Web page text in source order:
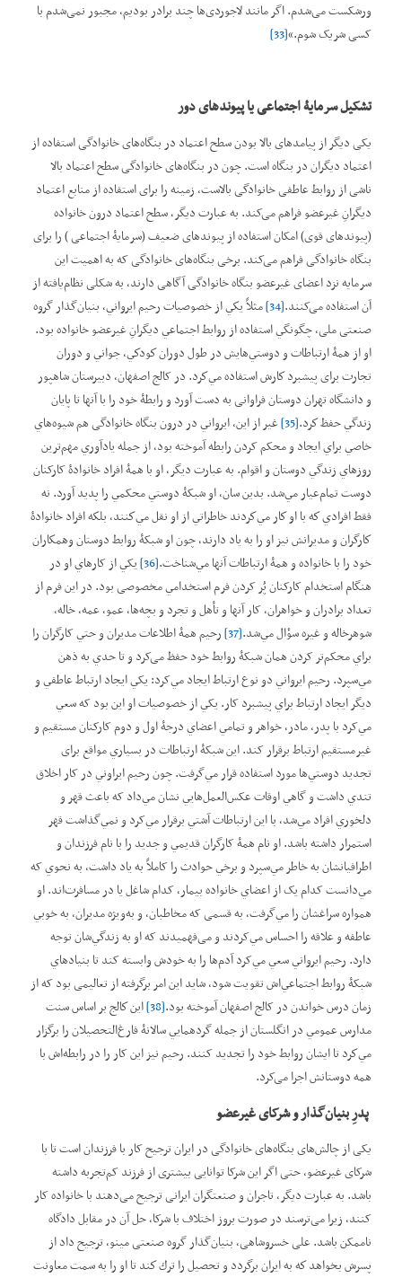
ورشکست می‌شدم. اگر مانند لاجوردی‌ها چند برادر بودیم، مجبور نمی‌شدم با
کسی شریک شوم.‌“[33]
تشکیل سرمایۀاجتماعی یا پیوندهای دور
یکی دیگر از پیامدهای بالا بودن سطح اعتماد در بنگاه‌های خانوادگی استفاده از
اعتماد دیگران در بنگاه است. چون در بنگاه‌های خانوادگی سطح اعتماد بالا
ناشی از روابط عاطفی خانوادگی بالاست، زمینه را برای استفاده از منابع اعتماد
دیگرانِ غیرعضو فراهم می‌کند. به عبارت دیگر، سطح اعتماد درون خانواده
(پیوندهای قوی) امکان استفاده از پیوندهای ضعیف (سرمایۀ اجتماعی ) را برای
بنگاه خانوادگی فراهم می‌کند. برخی بنگاه‌های خانوادگی که به اهمیت این
سرمایه نزد اعضای غیرعضو بنگاه خانوادگی آگاهی دارند، به شکلی نظام‌یافته‌ از
آن استفاده می‌کنند.[34]
مثلاً يكي از خصوصيات رحیم ايرواني، بنیان‌گذار گروه
صنعتی ملی، چگونگي استفاده از روابط اجتماعي دیگرانِ غیرعضو خانواده بود.
او از همۀ ارتباطات و دوستي‌هايش در طول دوران كودكي، جواني و دوران
تجارت برای پيشبرد كارش استفاده مي‌كرد. در کالج اصفهان، دبيرستان شاهپور
و دانشگاه تهران دوستان فراوانی به دست آورد و رابطۀ خود را با آنها تا پايان
زندگي حفظ كرد.[35]
غیر از این، ايرواني در درون بنگاه خانوادگی هم شيوه‌هاي
خاصي براي ايجاد و محکم کردن رابطه آموخته بود، از جمله يادآوري مهم‌ترين
روزهاي زندگي دوستان و اقوام. به عبارت ديگر، او با همۀ افراد خانوادۀ کارکنان
دوست تمام‌عيار مي‌شد. بدين سان، او شبکۀ دوستي محکمي را پديد آورد. نه
فقط افرادي كه با او كار مي‌كردند خاطراتي از او نقل مي‌كنند، بلكه افراد خانوادۀ
كارگران و مديرانش نيز او را به ‌ياد دارند، چون او شبکۀ روابط دوستان وهمكاران
خود را با خانواده و همۀ ارتباطات آنها مي‌شناخت.[36]
يکي از کارهاي او در
هنگام استخدام کارکنان پُر کردن فرم استخدامي مخصوصی بود. در اين فرم از
تعداد برادران و خواهران، کار آنها و تأهل و تجرد و بچه‌ها، عمو، عمه، خاله،
شوهرخاله و غيره سؤال مي‌شد.[37]
رحيم همۀ اطلاعات مديران و حتي کارگران را
براي محکم‌تر کردن همان شبکۀ روابط خود حفظ می‌کرد و تا حدي به ذهن
مي‌سپرد. رحيم ايرواني دو نوع ارتباط ايجاد مي‌کرد: يکي ايجاد ارتباط عاطفي و
ديگر ايجاد ارتباط براي پيشبرد کار. يکي از خصوصيات او اين بود که سعي
مي‌کرد با پدر، مادر، خواهر و تمامي اعضاي درجۀ اول و دوم کارکنان مستقيم و
غيرمستقيم ارتباط برقرار کند. اين شبکۀ ارتباطات در بسياري مواقع برای
تجديد دوستي‌ها مورد استفاده قرار مي‌گرفت. چون رحيم ايراوني در کار اخلاق
تندي داشت و گاهي اوقات عکس‌العمل‌هايي نشان مي‌داد که باعث قهر و
دلخوري افراد مي‌شد، با اين ارتباطات آشتي برقرار مي‌کرد و نمي‌گذاشت قهر
استمرار داشته باشد. او نام همۀ کارگران قديمي و جديد را با نام فرزندان و
اطرافيانشان به خاطر مي‌سپرد و برخي حوادث را کاملاً به ياد داشت، به نحوي که
مي‌دانست کدام يک از اعضاي خانواده بيمار، کدام شاغل يا در مسافرت‌اند. او
همواره سراغشان را مي‌گرفت، به قسمی که مخاطبان، و به‌ویژه مدیران، به خوبي
عاطفه و علاقه را احساس مي‌کردند و می‌فهمیدند که او به زندگي‌شان توجه
دارد. رحيم ايرواني سعي مي‌کرد آدم‌ها را به خودش وابسته کند تا بنياد‌هاي
شبکۀ روابط اجتماعي‌اش تقويت شود، شايد این امر برگرفته از تعاليمی بود که از
زمان درس خواندن در کالج اصفهان آموخته بود.[38]
اين كالج بر اساس سنت
مدارس عمومي در انگلستان از جمله گردهمايي سالانۀ فارغ‌التحصيلان را برگزار
مي‌كرد تا ایشان روابط خود را تجديد کنند. رحيم نيز اين کار را در رابطه‌اش با
همه دوستانش اجرا می‌کرد.
پدرِ بنیانگذار و شرکای غیرعضو
یکی از چالش‌های بنگاه‌های خانوادگی در ایران ترجیح کار با فرزندان است تا با
شرکای غیرعضو، حتی اگر این شرکا توانایی بیشتری از فرزند کم‌تجربه داشته
باشد. به عبارت دیگر، تاجران و صنعتگران ایرانی ترجیح می‌دهند با خانواده کار
کنند، زیرا می‌ترسند در صورت بروز اختلاف با شرکا، حل آن در مقابل دادگاه
ناممکن باشد. علی خسروشاهی، بنیان‌گذار گروه صنعتی مینو، ترجیح داد از
پسرش بخواهد كه به ایران برگردد و تحصیل را ترك كند تا او را به سمت معاونت